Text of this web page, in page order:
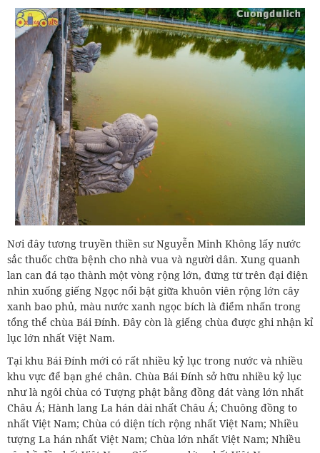
Nơi đây tương truyền thiền sư Nguyễn Minh Không lấy nước
sắc thuốc chữa bệnh cho nhà vua và người dân. Xung quanh
lan can đá tạo thành một vòng rộng lớn, đứng từ trên đại điện
nhìn xuống giếng Ngọc nổi bật giữa khuôn viên rộng lớn cây
xanh bao phủ, màu nước xanh ngọc bích là điểm nhấn trong
tổng thể chùa Bái Đính. Đây còn là giếng chùa được ghi nhận kỉ
lục lớn nhất Việt Nam.
Tại khu Bái Đính mới có rất nhiều kỷ lục trong nước và nhiều
khu vực để bạn ghé chân. Chùa Bái Đính sở hữu nhiều kỷ lục
như là ngôi chùa có Tượng phật bằng đồng dát vàng lớn nhất
Châu Á; Hành lang La hán dài nhất Châu Á; Chuông đồng to
nhất Việt Nam; Chùa có diện tích rộng nhất Việt Nam; Nhiều
tượng La hán nhất Việt Nam; Chùa lớn nhất Việt Nam; Nhiều